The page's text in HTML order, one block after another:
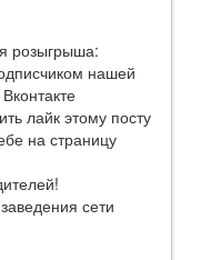
розыгрыша:
нашей
лайк этому посту
на страницу
сети